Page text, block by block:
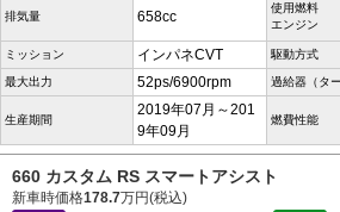
排気量 658cc
使用燃料
エンジン
ミッション インパネCVT 駆動方式
最大出力 52ps/6900rpm 過給器（ター
生産期間
2019年07月～201
9年09月
燃費性能
660 カスタム RS スマートアシスト
新車時価格178.7万円(税込)